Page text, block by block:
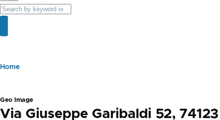
Cerca
Briciole
pane
Home
Geo Image
Via Giuseppe Garibaldi 52, 74123